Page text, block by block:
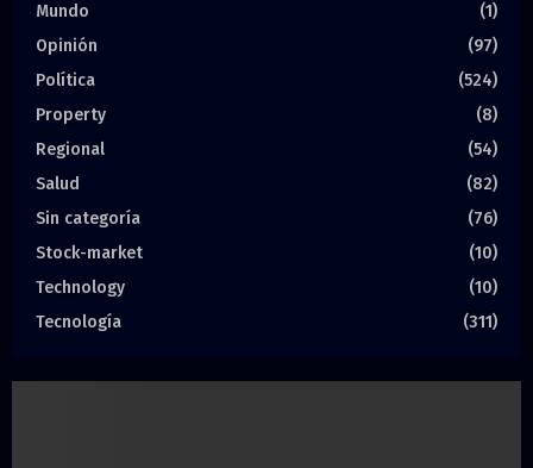
Mundo
(1)
Opinión
(97)
Política
(524)
Property
(8)
Regional
(54)
Salud
(82)
Sin categoría
(76)
Stock-market
(10)
Technology
(10)
Tecnología
(311)